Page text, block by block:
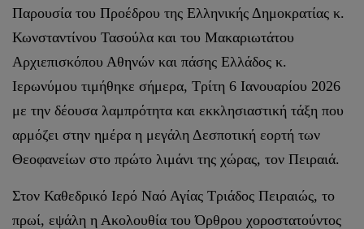
Παρουσία του Προέδρου της Ελληνικής Δημοκρατίας κ.
Κωνσταντίνου Τασούλα και του Μακαριωτάτου
Αρχιεπισκόπου Αθηνών και πάσης Ελλάδος κ.
Ιερωνύμου τιμήθηκε σήμερα, Τρίτη 6 Ιανουαρίου 2026
με την δέουσα λαμπρότητα και εκκλησιαστική τάξη που
αρμόζει στην ημέρα η μεγάλη Δεσποτική εορτή των
Θεοφανείων στο πρώτο λιμάνι της χώρας, τον Πειραιά.
Στον Καθεδρικό Ιερό Ναό Αγίας Τριάδος Πειραιώς, το
πρωί, εψάλη η Ακολουθία του Όρθρου χοροστατούντος